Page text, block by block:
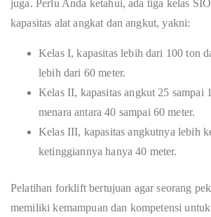
juga. Perlu Anda ketahui, ada tiga kelas
kapasitas alat angkat dan angkut, yakni:
Kelas I, kapasitas lebih dari 100 ton
lebih dari 60 meter.
Kelas II, kapasitas angkut 25 sampai
menara antara 40 sampai 60 meter.
Kelas III, kapasitas angkutnya lebih
ketinggiannya hanya 40 meter.
Pelatihan forklift bertujuan agar seorang
memiliki kemampuan dan kompetensi